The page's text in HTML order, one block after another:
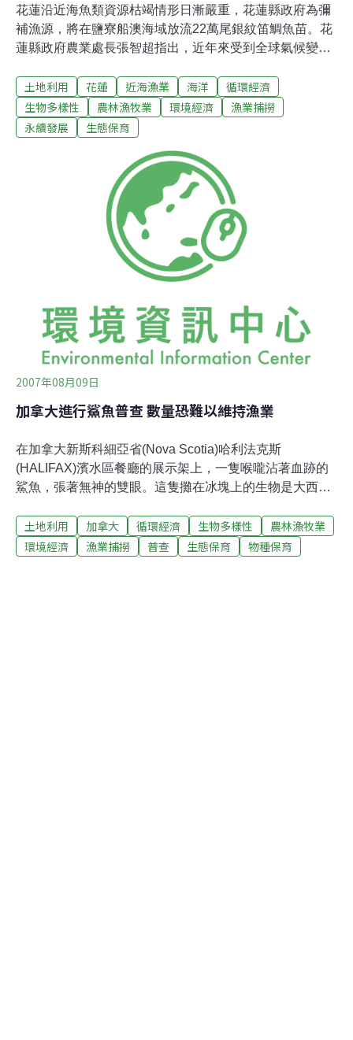
花蓮沿近海魚類資源枯竭情形日漸嚴重，花蓮縣政府為彌
補漁源，將在鹽寮船澳海域放流22萬尾銀紋笛鯛魚苗。花
蓮縣政府農業處長張智超指出，近年來受到全球氣候變化
擊到花蓮漁業永續發展。張智超表示，花蓮縣府在資源保
育的考量下，為彌補魚類自然生產力不足的情形，並兼顧
漁業生產和提高漁民收益，已向農委會申請銀紋笛鯛魚苗
放流計畫，將在花蓮鹽寮船澳海域放流22萬尾魚苗。花蓮
漁民也樂見政府進行魚苗放流計畫，不過漁民表示，魚類
資源枯竭已是全球的普遍現象，漁民也配合政府禁用流刺
網、禁捕吻仔魚等保育措施，但花蓮沿近海漁源逐漸枯竭
的問題，其實還有其他特殊的原因。漁民指出，花蓮海域
缺乏底棲魚類，絕大多數都是迴游性魚類，大陸漁船在台
灣東北部海域作業使用快速網，造成迴游魚類改變迴游路
線，花蓮的漁獲自然受到嚴重影響。花蓮積極推動賞鯨活
土地利用 花蓮 近海漁業 海洋
循環經濟
生物多樣性
農林漁牧業 環境經濟
漁業捕撈
永續發展
生態保育
2007年08月09日
加拿大進行鯊魚普查 數量恐難以維持漁業
在加拿大新斯科細亞省(Nova Scotia)哈利法克斯
(HALIFAX)濱水區餐廳的展示架上，一隻喉嚨沾著血跡的
鯊魚，張著無神的雙眼。這隻攤在冰塊上的生物是大西洋
嚴寒海域，因濫捕而瀕臨絕種。加拿大聯邦漁業部不願再
犯相同的錯誤，根據路透社報導，海洋生物學家在做加拿
土地利用 加拿大 循環經濟 生物多樣性
農林漁牧業
環境經濟
漁業捕撈 普查 生態保育 物種保育